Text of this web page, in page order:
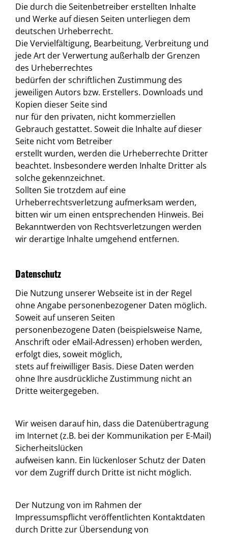
Die durch die Seitenbetreiber erstellten Inhalte
und Werke auf diesen Seiten unterliegen dem
deutschen Urheberrecht.
Die Vervielfältigung, Bearbeitung, Verbreitung und
jede Art der Verwertung außerhalb der Grenzen
des Urheberrechtes
bedürfen der schriftlichen Zustimmung des
jeweiligen Autors bzw. Erstellers. Downloads und
Kopien dieser Seite sind
nur für den privaten, nicht kommerziellen
Gebrauch gestattet. Soweit die Inhalte auf dieser
Seite nicht vom Betreiber
erstellt wurden, werden die Urheberrechte Dritter
beachtet. Insbesondere werden Inhalte Dritter als
solche gekennzeichnet.
Sollten Sie trotzdem auf eine
Urheberrechtsverletzung aufmerksam werden,
bitten wir um einen entsprechenden Hinweis. Bei
Bekanntwerden von Rechtsverletzungen werden
wir derartige Inhalte umgehend entfernen.
Datenschutz
Die Nutzung unserer Webseite ist in der Regel
ohne Angabe personenbezogener Daten möglich.
Soweit auf unseren Seiten
personenbezogene Daten (beispielsweise Name,
Anschrift oder eMail-Adressen) erhoben werden,
erfolgt dies, soweit möglich,
stets auf freiwilliger Basis. Diese Daten werden
ohne Ihre ausdrückliche Zustimmung nicht an
Dritte weitergegeben.
Wir weisen darauf hin, dass die Datenübertragung
im Internet (z.B. bei der Kommunikation per E-Mail)
Sicherheitslücken
aufweisen kann. Ein lückenloser Schutz der Daten
vor dem Zugriff durch Dritte ist nicht möglich.
Der Nutzung von im Rahmen der
Impressumspflicht veröffentlichten Kontaktdaten
durch Dritte zur Übersendung von